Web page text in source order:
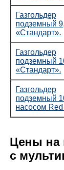
Газгольдер
подземный
«Стандарт».
Газгольдер
подземный
«Стандарт».
Газгольдер
подземный
насосом
Цены на
с